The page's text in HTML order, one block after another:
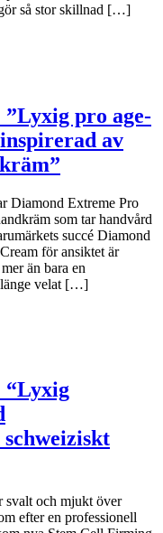
så stor skillnad […]
pro age-
av
Diamond Extreme Pro
som tar handvård
succé Diamond
för ansiktet är
än bara en
länge velat […]
“Lyxig
svalt och mjukt över
efter en professionell